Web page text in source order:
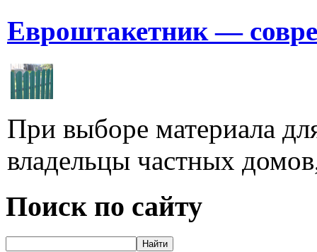
Евроштакетник —
При выборе материала
владельцы частных
Поиск по сайту